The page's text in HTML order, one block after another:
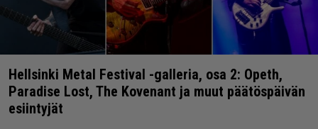
Hellsinki Metal Festival -galleria, osa 2: Opeth,
Paradise Lost, The Kovenant ja muut päätöspäivän
esiintyjät